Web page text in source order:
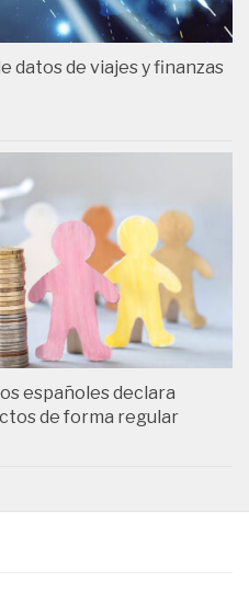
datos de viajes y finanzas
españoles declara
de forma regular